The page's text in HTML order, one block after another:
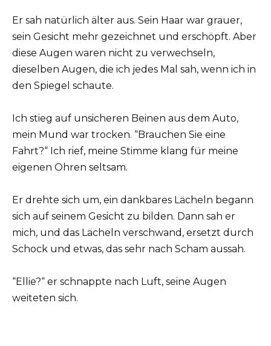
Er sah natürlich älter aus. Sein Haar war grauer,
sein Gesicht mehr gezeichnet und erschöpft. Aber
diese Augen waren nicht zu verwechseln,
dieselben Augen, die ich jedes Mal sah, wenn ich in
den Spiegel schaute.
Ich stieg auf unsicheren Beinen aus dem Auto,
mein Mund war trocken. “Brauchen Sie eine
Fahrt?“ Ich rief, meine Stimme klang für meine
eigenen Ohren seltsam.
Er drehte sich um, ein dankbares Lächeln begann
sich auf seinem Gesicht zu bilden. Dann sah er
mich, und das Lächeln verschwand, ersetzt durch
Schock und etwas, das sehr nach Scham aussah.
“Ellie?“ er schnappte nach Luft, seine Augen
weiteten sich.